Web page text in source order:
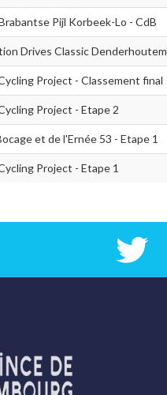
Pijl Korbeek-Lo - CdB
Drives Classic Denderhoutem
Project - Classement final
Project - Etape 2
et de l'Ernée 53 - Etape 1
Project - Etape 1